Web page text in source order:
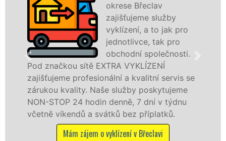
okrese Břeclav
zajišťujeme služby
vyklízení, a to jak pro
jednotlivce, tak pro
obchodní společnosti.
sítě EXTRA VYKLÍZENÍ
profesionální a kvalitní servis se
Naše služby poskytujeme
24 hodin denně, 7 dní v týdnu
a svátků bez příplatků.
zájem o vyklízení v Břeclavi
jak
zárukou
STOP bez